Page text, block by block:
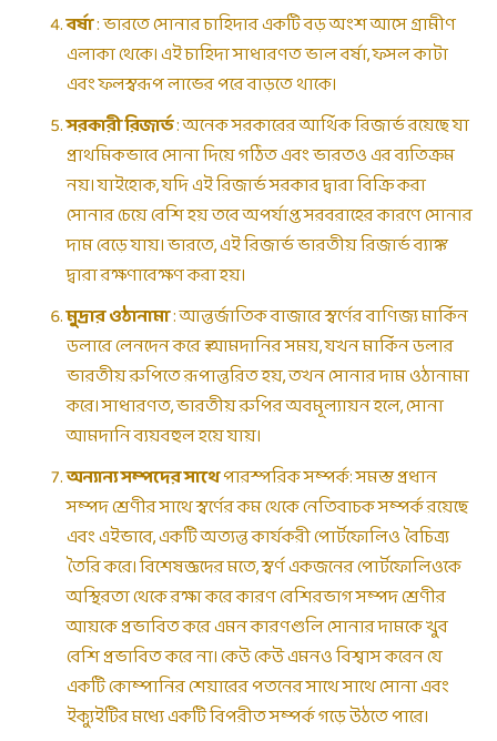
বর্ষা: ভারতে সোনার চাহিদার একটি বড় অংশ আসে গ্রামীণ
এলাকা থেকে। এই চাহিদা সাধারণত ভাল বর্ষা, ফসল কাটা
এবং ফলস্বরূপ লাভের পরে বাড়তে থাকে।
সরকারী রিজার্ভ: অনেক সরকারের আর্থিক রিজার্ভ রয়েছে যা
প্রাথমিকভাবে সোনা দিয়ে গঠিত এবং ভারতও এর ব্যতিক্রম
নয়। যাইহোক, যদি এই রিজার্ভ সরকার দ্বারা বিক্রি করা
সোনার চেয়ে বেশি হয় তবে অপর্যাপ্ত সরবরাহের কারণে সোনার
দাম বেড়ে যায়। ভারতে, এই রিজার্ভ ভারতীয় রিজার্ভ ব্যাঙ্ক
দ্বারা রক্ষণাবেক্ষণ করা হয়।
মুদ্রার ওঠানামা: আন্তর্জাতিক বাজারে স্বর্ণের বাণিজ্য মার্কিন
ডলারে লেনদেন করে ₹ আমদানির সময়, যখন মার্কিন ডলার
ভারতীয় রুপিতে রূপান্তরিত হয়, তখন সোনার দাম ওঠানামা
করে। সাধারণত, ভারতীয় রুপির অবমূল্যায়ন হলে, সোনা
আমদানি ব্যয়বহুল হয়ে যায়।
অন্যান্য সম্পদের সাথেপারস্পরিক সম্পর্ক: সমস্ত প্রধান
সম্পদ শ্রেণীর সাথে স্বর্ণের কম থেকে নেতিবাচক সম্পর্ক রয়েছে
এবং এইভাবে, একটি অত্যন্ত কার্যকরী পোর্টফোলিও বৈচিত্র্য
তৈরি করে। বিশেষজ্ঞদের মতে, স্বর্ণ একজনের পোর্টফোলিওকে
অস্থিরতা থেকে রক্ষা করে কারণ বেশিরভাগ সম্পদ শ্রেণীর
আয়কে প্রভাবিত করে এমন কারণগুলি সোনার দামকে খুব
বেশি প্রভাবিত করে না। কেউ কেউ এমনও বিশ্বাস করেন যে
একটি কোম্পানির শেয়ারের পতনের সাথে সাথে সোনা এবং
ইক্যুইটির মধ্যে একটি বিপরীত সম্পর্ক গড়ে উঠতে পারে।